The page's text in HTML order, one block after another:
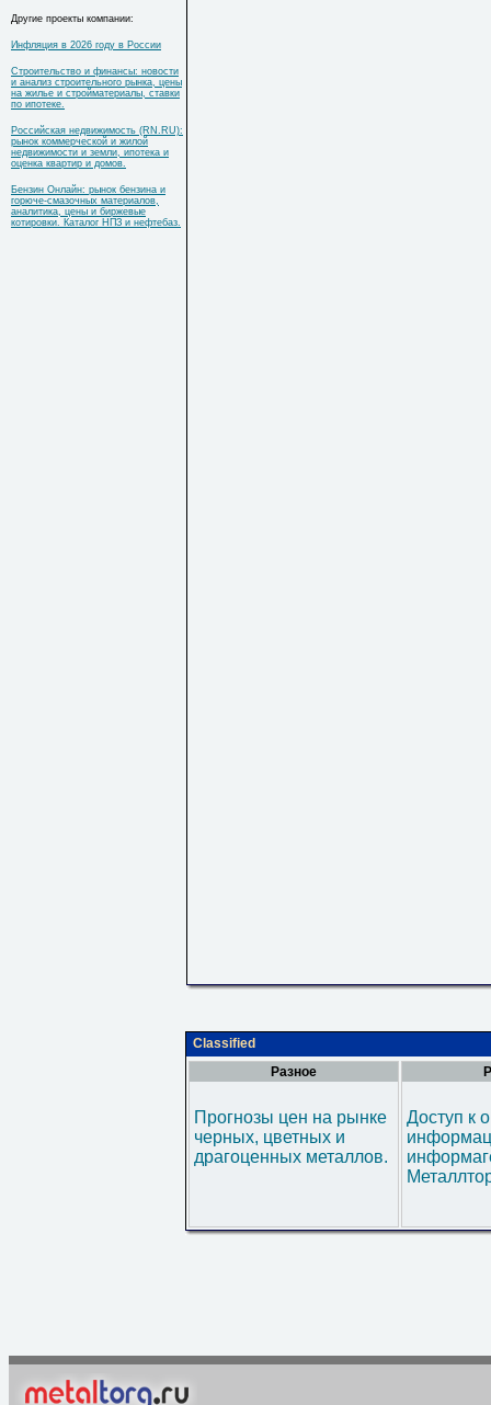
Другие проекты компании:
Инфляция в 2026 году в России
Строительство и финансы: новости
и анализ строительного рынка, цены
на жилье и стройматериалы, ставки
по ипотеке.
Российская недвижимость (RN.RU):
рынок коммерческой и жилой
недвижимости и земли, ипотека и
оценка квартир и домов.
Бензин Онлайн: рынок бензина и
горюче-смазочных материалов,
аналитика, цены и биржевые
котировки. Каталог НПЗ и нефтебаз.
Classified
Разное
Прогнозы цен на рынке
черных, цветных и
драгоценных металлов.
Доступ к